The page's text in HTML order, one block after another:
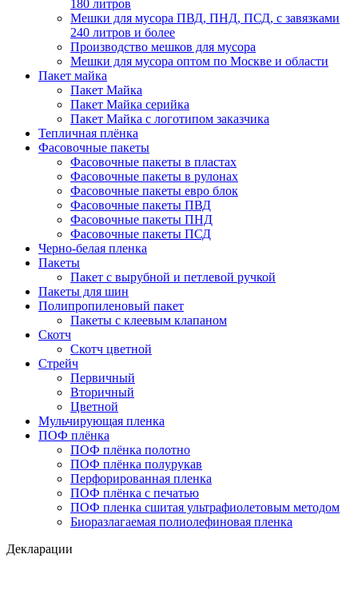
180 литров
Мешки для мусора ПВД, ПНД, ПСД, с завязками
240 литров и более
Производство мешков для мусора
Мешки для мусора оптом по Москве и области
Пакет майка
Пакет Майка
Пакет Майка серийка
Пакет Майка с логотипом заказчика
Тепличная плёнка
Фасовочные пакеты
Фасовочные пакеты в пластах
Фасовочные пакеты в рулонах
Фасовочные пакеты евро блок
Фасовочные пакеты ПВД
Фасовочные пакеты ПНД
Фасовочные пакеты ПСД
Черно-белая пленка
Пакеты
Пакет с вырубной и петлевой ручкой
Пакеты для шин
Полипропиленовый пакет
Пакеты с клеевым клапаном
Скотч
Скотч цветной
Стрейч
Первичный
Вторичный
Цветной
Мульчирующая пленка
ПОФ плёнка
ПОФ плёнка полотно
ПОФ плёнка полурукав
Перфорированная пленка
ПОФ плёнка с печатью
ПОФ пленка сшитая ультрафиолетовым методом
Биоразлагаемая полиолефиновая пленка
Декларации